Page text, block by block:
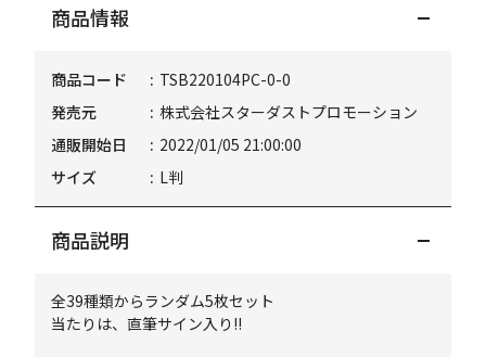
商品情報
商品コード
TSB220104PC-0-0
発売元
株式会社スターダストプロモーション
通販開始日
2022/01/05 21:00:00
サイズ
L判
商品説明
全39種類からランダム5枚セット
当たりは、直筆サイン入り!!